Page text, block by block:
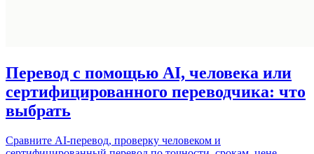
Перевод с помощью AI, человека или
сертифицированного переводчика: что
выбрать
Сравните AI-перевод, проверку человеком и